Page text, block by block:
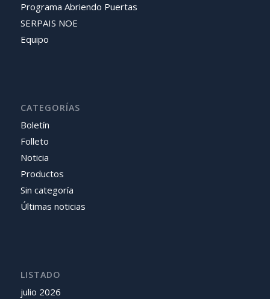
Programa Abriendo Puertas
SERPAIS NOE
Equipo
CATEGORÍAS
Boletín
Folleto
Noticia
Productos
Sin categoría
Últimas noticias
LISTADO
julio 2026